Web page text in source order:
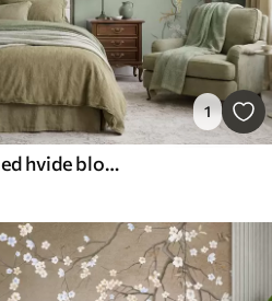
1
Blomstrende grene med hvide blomster og fugle på grønt